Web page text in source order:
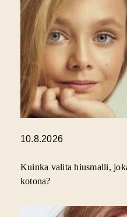
10.8.2026
Kuinka valita hiusmalli,
kotona?